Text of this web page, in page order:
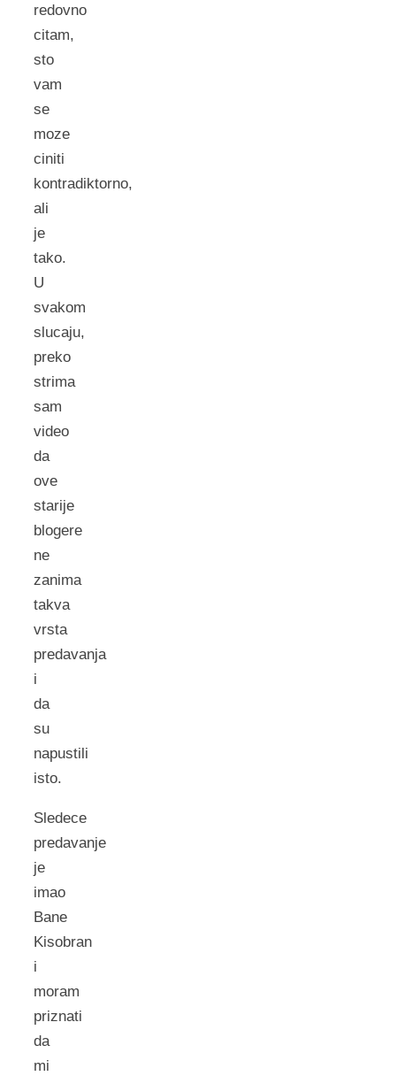
redovno
citam,
sto
vam
se
moze
ciniti
kontradiktorno,
ali
je
tako.
U
svakom
slucaju,
preko
strima
sam
video
da
ove
starije
blogere
ne
zanima
takva
vrsta
predavanja
i
da
su
napustili
isto.
Sledece
predavanje
je
imao
Bane
Kisobran
i
moram
priznati
da
mi